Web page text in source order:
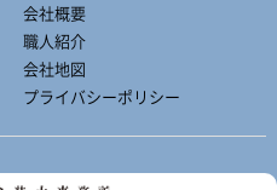
会社概要
職人紹介
会社地図
プライバシーポリシー